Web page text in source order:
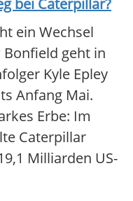
bei Caterpillar?
ein Wechsel
Bonfield geht in
Kyle Epley
Anfang Mai.
Erbe: Im
Caterpillar
Milliarden US-